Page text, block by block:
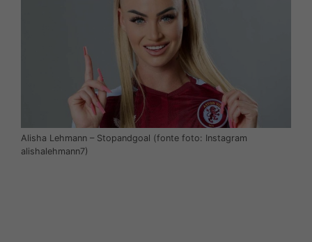
Alisha Lehmann – Stopandgoal (fonte foto: Instagram
alishalehmann7)